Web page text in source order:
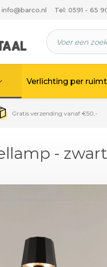
info@barco.nl Tel: 0591 - 65
Verlichting per
Gratis verzending vanaf €50,-
-